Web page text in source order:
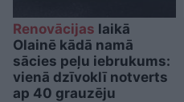
Renovācijas laikā
Olainē kādā namā
sācies peļu iebrukums:
vienā dzīvoklī notverts
ap 40 grauzēju